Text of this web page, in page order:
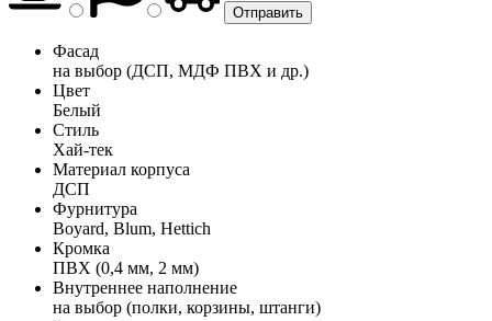
Фасад
на выбор (ДСП, МДФ ПВХ и др.)
Цвет
Белый
Стиль
Хай-тек
Материал корпуса
ДСП
Фурнитура
Boyard, Blum, Hettich
Кромка
ПВХ (0,4 мм, 2 мм)
Внутреннее наполнение
на выбор (полки, корзины, штанги)